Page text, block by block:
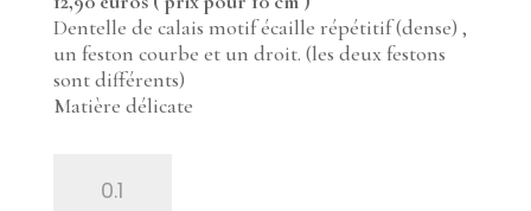
Dentelle de calais motif écaille répétitif (dense) ,
un feston courbe et un droit. (les deux festons
sont différents)
Matière délicate